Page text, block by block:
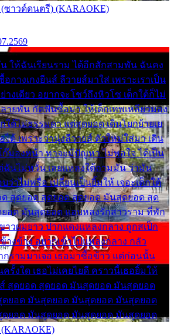
ซาวด์ดนตรี) (KARAOKE)
ให้ฉันเรียนราม ได้อีกสักสามพัน ฉันคง
กางเกงยีนส์ ลีวายส์มาใส่ เพราะเราเป็น
างเดียว อยากจะโชว์ถึงหิวโซ เด็กใต้ก็ไม่
ายพัน กัดฟันซื้อมา ให้เด็กเทพเหลียวมอง
ใต้ไม่ธรรมดา แต่สุดยอด เดินโยกย้ายเย
ด้ เพราะว่านุ่งลีวายส์ ตัวใหม่ใส่มา เดิน
ก๊มองหน้า ท่าจะมีปัญหา ไม่พอใจ ได้เป็น
ฉันไม่หวั่น เลยแหลงใต้ถามมัน ว่ามัน
าไม่พรื่อ เปลี่ยนเป็นยิ้มให้ เจอะเด็กใต้
ด สุดยอด สุดยอด สุดยอด มันสุดยอด สุด
อด มันสุดยอด แอบหลงรักสาวราม ที่พัก
าวผมยาว ปากแดงแหลงกลาง ถูกสเป็ก
างข้าง อยากเข้าไปแหลงกลาง กลัว
กรามมาเจอ เธอมาซื้อข้าว แต่ก่อนนั้น
ครั้งใด เธอไม่เคยไยดี คราวนี้เธอยิ้มให้
สุดยอด สุดยอด มันสุดยอด มันสุดยอด
ยอด มันสุดยอด มันสุดยอด มันสุดยอด
ยอด มันสุดยอด มันสุดยอด มันสุดยอด